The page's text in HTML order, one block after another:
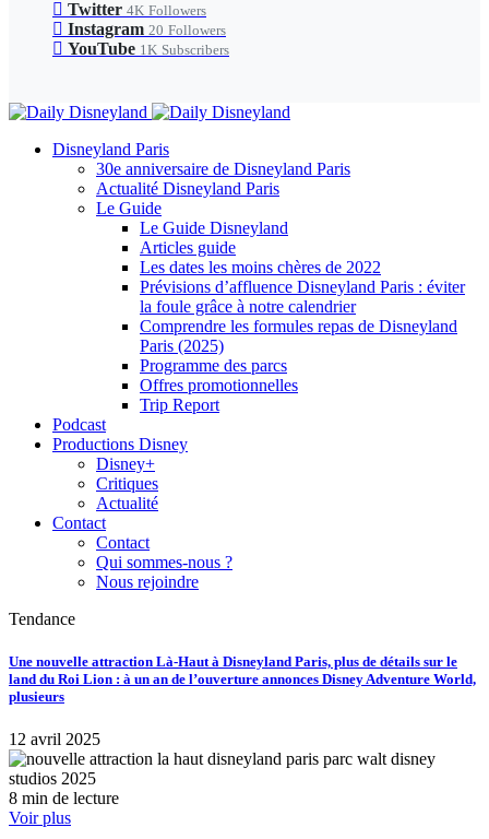
Twitter 4K Followers
Instagram 20 Followers
YouTube 1K Subscribers
Disneyland Paris
30e anniversaire de Disneyland Paris
Actualité Disneyland Paris
Le Guide
Le Guide Disneyland
Articles guide
Les dates les moins chères de 2022
Prévisions d’affluence Disneyland Paris : éviter
la foule grâce à notre calendrier
Comprendre les formules repas de Disneyland
Paris (2025)
Programme des parcs
Offres promotionnelles
Trip Report
Podcast
Productions Disney
Disney+
Critiques
Actualité
Contact
Contact
Qui sommes-nous ?
Nous rejoindre
Tendance
Une nouvelle attraction Là-Haut à Disneyland Paris, plus de détails sur le
land du Roi Lion : à un an de l’ouverture annonces Disney Adventure World,
plusieurs
12 avril 2025
8 min de lecture
Voir plus